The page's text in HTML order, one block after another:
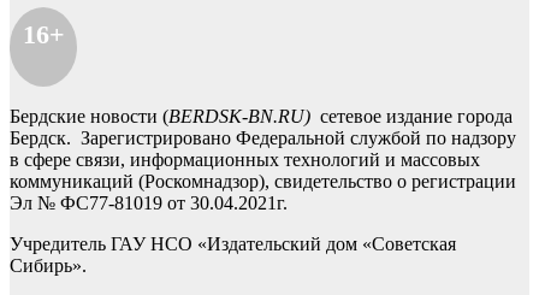
16+
Бердские новости (BERDSK-BN.RU) сетевое издание города
Бердск. Зарегистрировано Федеральной службой по надзору
в сфере связи, информационных технологий и массовых
коммуникаций (Роскомнадзор), свидетельство о регистрации
Эл № ФС77-81019 от 30.04.2021г.
Учредитель ГАУ НСО «Издательский дом «Советская
Сибирь».